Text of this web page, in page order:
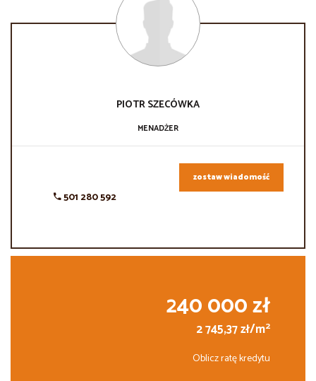
PIOTRSZECÓWKA
MENADŻER
501 280 592
zostaw wiadomość
240 000 zł
2 745,37 zł/m2
Oblicz ratę kredytu